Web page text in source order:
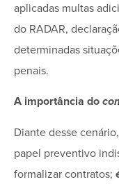
aplicadas multas
do RADAR,
determinadas
penais.
A importância do
Diante desse
papel preventivo
formalizar contratos;